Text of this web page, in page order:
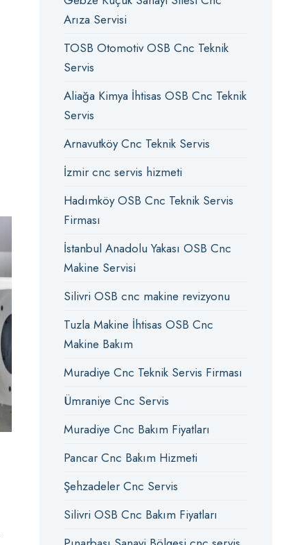
Arıza Servisi
TOSB Otomotiv OSB Cnc Teknik
Servis
Aliağa Kimya İhtisas OSB Cnc Teknik
Servis
Arnavutköy Cnc Teknik Servis
İzmir cnc servis hizmeti
Hadımköy OSB Cnc Teknik Servis
Firması
İstanbul Anadolu Yakası OSB Cnc
Makine Servisi
Silivri OSB cnc makine revizyonu
Tuzla Makine İhtisas OSB Cnc
Makine Bakım
Muradiye Cnc Teknik Servis Firması
Ümraniye Cnc Servis
Muradiye Cnc Bakım Fiyatları
Pancar Cnc Bakım Hizmeti
Şehzadeler Cnc Servis
Silivri OSB Cnc Bakım Fiyatları